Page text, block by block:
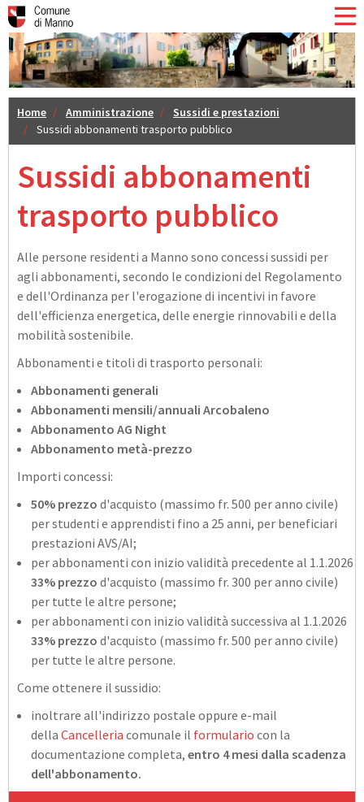
Home Amministrazione
Sussidi e prestazioni
Sussidi abbonamenti trasporto pubblico
Sussidi abbonamenti
trasporto pubblico
Alle persone residenti a Manno sono concessi sussidi per
agli abbonamenti, secondo le condizioni del Regolamento
e dell'Ordinanza per l'erogazione di incentivi in favore
dell'efficienza energetica, delle energie rinnovabili e della
mobilità sostenibile.
Abbonamenti e titoli di trasporto personali:
Abbonamenti generali
Abbonamenti mensili/annuali Arcobaleno
Abbonamento AG Night
Abbonamento metà-prezzo
Importi concessi:
50% prezzo d'acquisto (massimo fr. 500 per anno civile)
per studenti e apprendisti fino a 25 anni, per beneficiari
prestazioni AVS/AI;
per abbonamenti con inizio validità precedente al 1.1.2026
33% prezzo d'acquisto (massimo fr. 300 per anno civile)
per tutte le altre persone;
per abbonamenti con inizio validità successiva al 1.1.2026
33% prezzo d'acquisto (massimo fr. 500 per anno civile)
per tutte le altre persone.
Come ottenere il sussidio:
inoltrare all'indirizzo postale oppure e-mail
della Cancelleria comunale il formulario con la
documentazione completa, entro 4 mesi dalla scadenza
dell'abbonamento.